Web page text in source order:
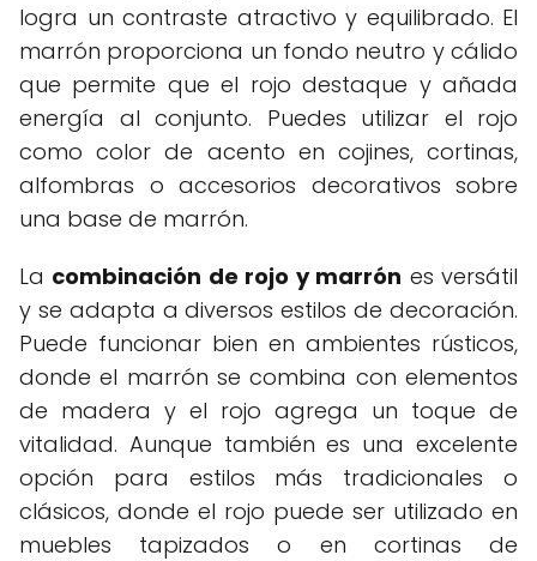
logra un contraste atractivo y equilibrado. El
marrón proporciona un fondo neutro y cálido
que permite que el rojo destaque y añada
energía al conjunto. Puedes utilizar el rojo
como color de acento en cojines, cortinas,
alfombras o accesorios decorativos sobre
una base de marrón.
La combinación de rojo y marrón es versátil
y se adapta a diversos estilos de decoración.
Puede funcionar bien en ambientes rústicos,
donde el marrón se combina con elementos
de madera y el rojo agrega un toque de
vitalidad. Aunque también es una excelente
opción para estilos más tradicionales o
clásicos, donde el rojo puede ser utilizado en
muebles tapizados o en cortinas de